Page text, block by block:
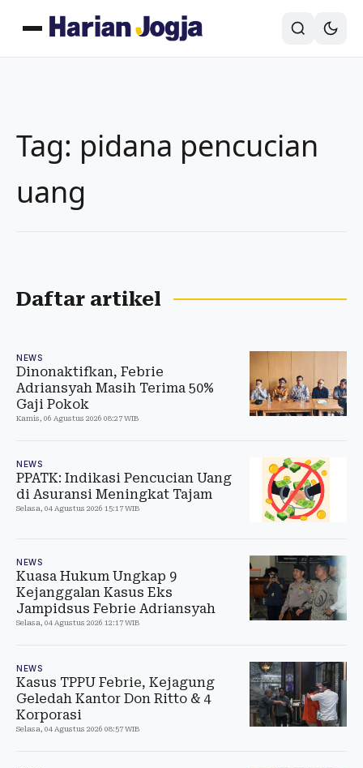
Tag: pidana pencucian
uang
Daftar artikel
NEWS
Dinonaktifkan, Febrie
Adriansyah Masih Terima 50%
Gaji Pokok
Kamis, 06 Agustus 2026 08:27 WIB
NEWS
PPATK: Indikasi Pencucian Uang
di Asuransi Meningkat Tajam
Selasa, 04 Agustus 2026 15:17 WIB
NEWS
Kuasa Hukum Ungkap 9
Kejanggalan Kasus Eks
Jampidsus Febrie Adriansyah
Selasa, 04 Agustus 2026 12:17 WIB
NEWS
Kasus TPPU Febrie, Kejagung
Geledah Kantor Don Ritto & 4
Korporasi
Selasa, 04 Agustus 2026 08:57 WIB